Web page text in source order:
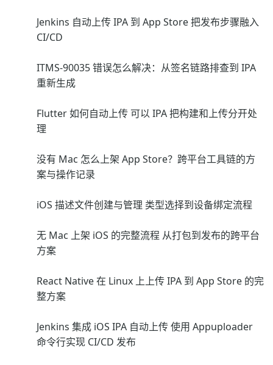
Jenkins 自动上传 IPA 到 App Store 把发布步骤融入
CI/CD
ITMS-90035 错误怎么解决：从签名链路排查到 IPA
重新生成
Flutter 如何自动上传 可以 IPA 把构建和上传分开处
理
没有 Mac 怎么上架 App Store？跨平台工具链的方
案与操作记录
iOS 描述文件创建与管理 类型选择到设备绑定流程
无 Mac 上架 iOS 的完整流程 从打包到发布的跨平台
方案
React Native 在 Linux 上上传 IPA 到 App Store 的完
整方案
Jenkins 集成 iOS IPA 自动上传 使用 Appuploader
命令行实现 CI/CD 发布